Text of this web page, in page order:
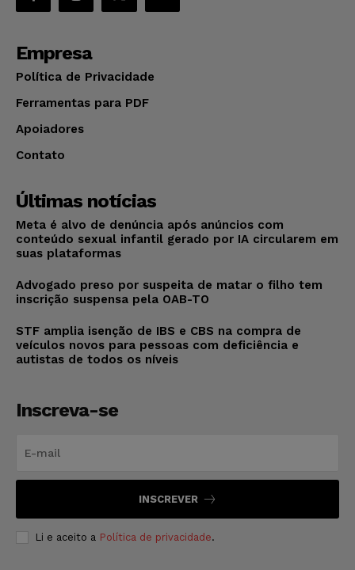
Empresa
Política de Privacidade
Ferramentas para PDF
Apoiadores
Contato
Últimas notícias
Meta é alvo de denúncia após anúncios com
conteúdo sexual infantil gerado por IA circularem em
suas plataformas
Advogado preso por suspeita de matar o filho tem
inscrição suspensa pela OAB-TO
STF amplia isenção de IBS e CBS na compra de
veículos novos para pessoas com deficiência e
autistas de todos os níveis
Inscreva-se
INSCREVER
Li e aceito a Política de privacidade.